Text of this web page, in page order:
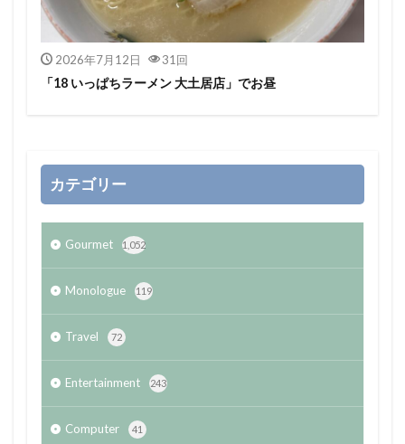
2026年7月12日 31回
「18 いっぱちラーメン 大土居店」でお昼
カテゴリー
Gourmet 1,052
Monologue 119
Travel 72
Entertainment 243
Computer 41